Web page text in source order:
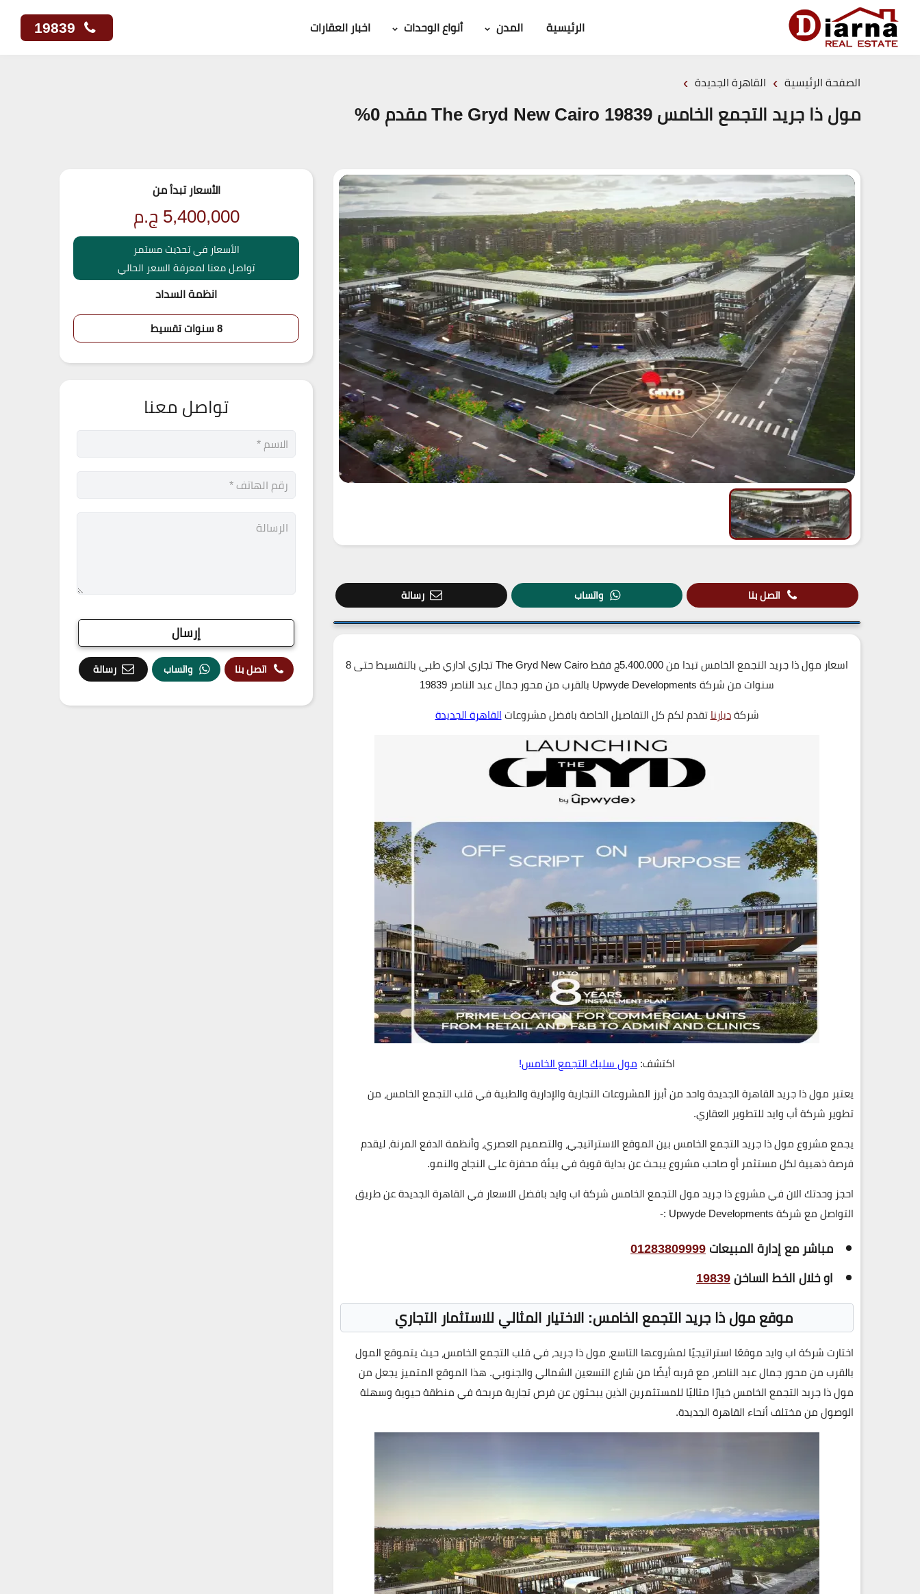
الرئيسية المدن أنواع الوحدات اخبار العقارات
الصفحة الرئيسية › القاهرة الجديدة ›
مول ذا جريد التجمع الخامس 19839 The Gryd New Cairo مقدم 0%
اتصل بنا واتساب رسالة
اسعار مول ذا جريد التجمع الخامس تبدا من 5.400.000ج فقط The Gryd New Cairo تجاري اداري طبي بالتقسيط حتى 8
سنوات من شركة Upwyde Developments بالقرب من محور جمال عبد الناصر 19839
شركةديارناتقدم لكم كل التفاصيل الخاصة بافضل مشروعاتالقاهرة الجديدة
اكتشف:مول سليك التجمع الخامس!
يعتبر مول ذا جريد القاهرة الجديدةواحد من أبرز المشروعات التجارية والإدارية والطبية في قلبالتجمع الخامس، من
تطوير شركةأب وايد للتطوير العقاري.
يجمع مشروعمول ذا جريد التجمع الخامسبين الموقع الاستراتيجي، والتصميم العصري، وأنظمة الدفع المرنة، ليقدم
فرصة ذهبية لكل مستثمر أو صاحب مشروع يبحث عن بداية قوية في بيئة محفزة على النجاح والنمو.
احجز وحدتك الان في مشروع ذا جريد مول التجمع الخامس شركة اب وايد بافضل الاسعار في القاهرة الجديدة عن طريق
التواصل مع شركة Upwyde Developments :-
مباشر مع إدارة المبيعات01283809999
او خلال الخط الساخن19839
موقع مول ذا جريد التجمع الخامس: الاختيار المثالي للاستثمار التجاري
اختارت شركةاب وايدموقعًا استراتيجيًا لمشروعها التاسع، مول ذا جريد، في قلبالتجمع الخامس، حيث يتموقع المول
بالقرب منمحور جمال عبد الناصر، مع قربه أيضًا منشارع التسعين الشمالي والجنوبي. هذا الموقع المتميز يجعل من
مول ذا جريد التجمع الخامسخيارًا مثاليًا للمستثمرين الذين يبحثون عن فرص تجارية مربحة في منطقة حيوية وسهلة
الوصول من مختلف أنحاءالقاهرة الجديدة.
الأسعار تبدأ من
5,400,000ج.م
الأسعار في تحديث مستمر
تواصل معنا لمعرفة السعر الحالي
انظمة السداد
8 سنوات تقسيط
تواصل معنا
اتصل بنا واتساب رسالة